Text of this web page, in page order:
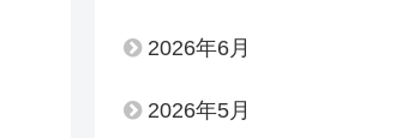
2026年6月
2026年5月